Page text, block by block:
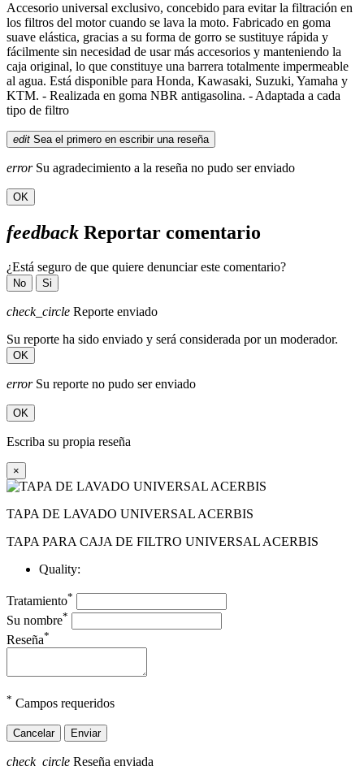
Accesorio universal exclusivo, concebido para evitar la filtración en
los filtros del motor cuando se lava la moto. Fabricado en goma
suave elástica, gracias a su forma de gorro se sustituye rápida y
fácilmente sin necesidad de usar más accesorios y manteniendo la
caja original, lo que constituye una barrera totalmente impermeable
al agua. Está disponible para Honda, Kawasaki, Suzuki, Yamaha y
KTM. - Realizada en goma NBR antigasolina. - Adaptada a cada
tipo de filtro
edit Sea el primero en escribir una reseña
errorSu agradecimiento a la reseña no pudo ser enviado
OK
feedback Reportar comentario
¿Está seguro de que quiere denunciar este comentario?
No Si
check_circle Reporte enviado
Su reporte ha sido enviado y será considerada por un moderador.
OK
errorSu reporte no pudo ser enviado
OK
Escriba su propia reseña
×
TAPA DE LAVADO UNIVERSAL ACERBIS
TAPA PARA CAJA DE FILTRO UNIVERSAL ACERBIS
Quality:
Tratamiento*
Su nombre*
Reseña*
* Campos requeridos
Cancelar Enviar
check_circle Reseña enviada